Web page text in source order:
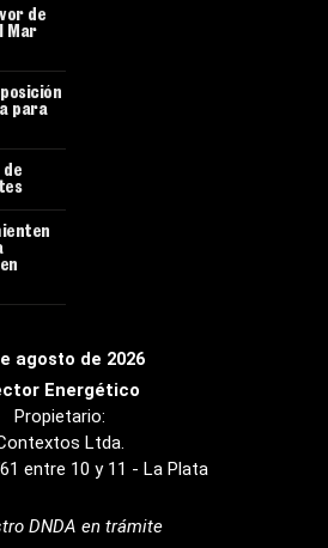
agosto de 2026
Energético
Propietario:
Ltda.
entre 10 y 11 - La Plata
DNDA en trámite
de
Mar
para
de